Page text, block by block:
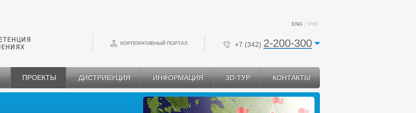
+7 (342) 2-200-300
КОРПОРАТИВНЫЙ ПОРТАЛ
ENG РУС
ПРОЕКТЫ ДИСТРИБУЦИЯ ИНФОРМАЦИЯ 3D-ТУР КОНТАКТЫ